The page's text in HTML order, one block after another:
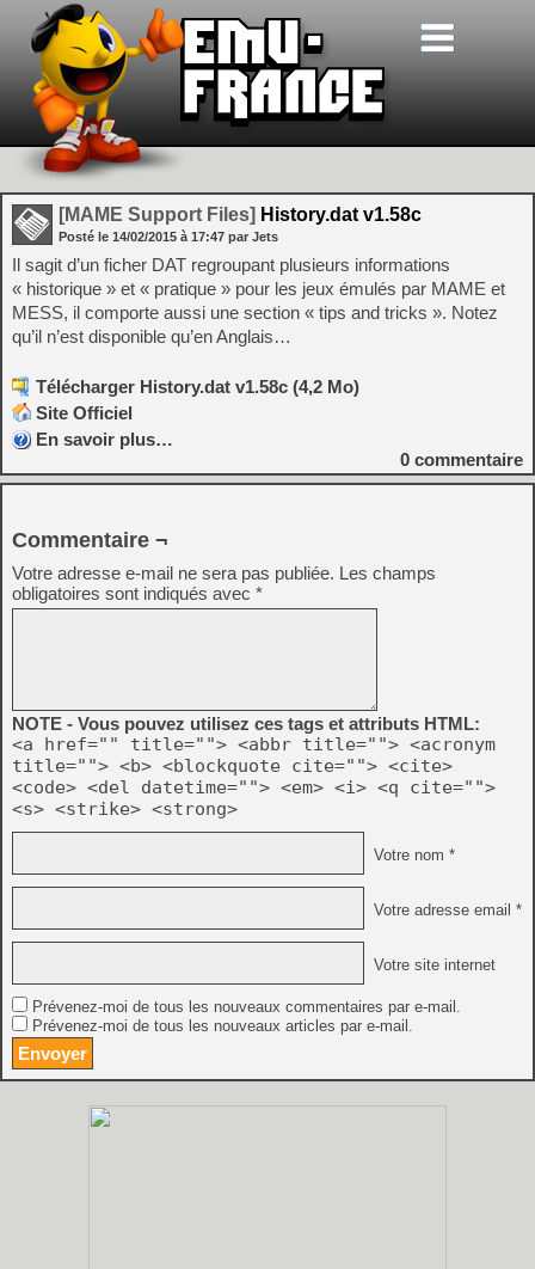
[MAME Support Files] History.dat v1.58c
Posté le 14/02/2015 à 17:47 par Jets
Il sagit d’un ficher DAT regroupant plusieurs informations
« historique » et « pratique » pour les jeux émulés par MAME et
MESS, il comporte aussi une section « tips and tricks ». Notez
qu’il n’est disponible qu’en Anglais…
Télécharger History.dat v1.58c (4,2 Mo)
Site Officiel
En savoir plus…
0 commentaire
Commentaire ¬
Votre adresse e-mail ne sera pas publiée. Les champs
obligatoires sont indiqués avec *
NOTE - Vous pouvez utilisez ces tags et attributs HTML:
<a href="" title=""> <abbr title=""> <acronym
title=""> <b> <blockquote cite=""> <cite>
<code> <del datetime=""> <em> <i> <q cite="">
<s> <strike> <strong>
Votre nom *
Votre adresse email *
Votre site internet
Prévenez-moi de tous les nouveaux commentaires par e-mail.
Prévenez-moi de tous les nouveaux articles par e-mail.